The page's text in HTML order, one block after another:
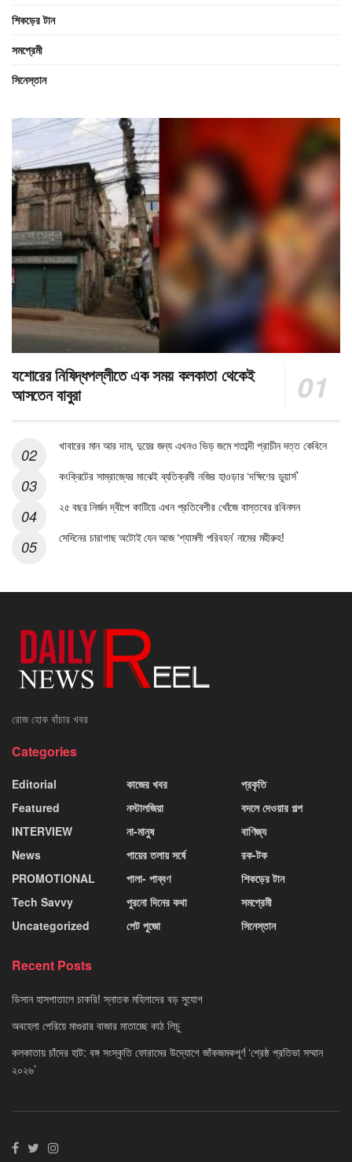
শিকড়ের টান
সমপ্রেমী
সিনেস্তান
যশোরের নিষিদ্ধপল্লীতে এক সময় কলকাতা থেকেই
আসতেন বাবুরা
খাবারের মান আর দাম, দুয়ের জন্য এখনও ভিড় জমে শতাব্দী প্রাচীন দত্ত কেবিনে
কংক্রিটের সাম্রাজ্যের মাঝেই ব্যতিক্রমী নজির হাওড়ার ‘দক্ষিণের ডুয়ার্স’
২৫ বছর নির্জন দ্বীপে কাটিয়ে এখন প্রতিবেশীর খোঁজে বাস্তবের রবিনসন
সেদিনের চারাগাছ অটোই যেন আজ ‘শ্যামলী পরিবহন’ নামের মহীরুহ!
রোজ হোক বাঁচার খবর
Categories
Editorial
Featured
INTERVIEW
News
PROMOTIONAL
Tech Savvy
Uncategorized
কাজের খবর
নস্টালজিয়া
না-মানুষ
পায়ের তলায় সর্ষে
পালা- পাব্বণ
পুরনো দিনের কথা
পেট পুজো
প্রকৃতি
বদলে দেওয়ার গল্প
বাণিজ্য
রক-টক
শিকড়ের টান
সমপ্রেমী
সিনেস্তান
Recent Posts
ডিসান হাসপাতালে চাকরি! স্নাতক মহিলাদের বড় সুযোগ
অবহেলা পেরিয়ে মাগুরার বাজার মাতাচ্ছে কাঠ লিচু
কলকাতায় চাঁদের হাট: বঙ্গ সংস্কৃতি ফোরামের উদ্যোগে জাঁকজমকপূর্ণ ‘শ্রেষ্ঠ প্রতিভা সম্মান
২০২৬’